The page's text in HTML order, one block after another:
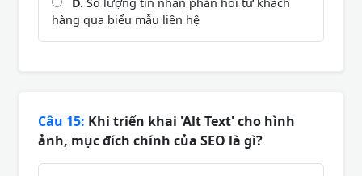
hàng qua biểu mẫu liên hệ
Câu 15: Khi triển khai 'Alt Text' cho hình
ảnh, mục đích chính của SEO là gì?